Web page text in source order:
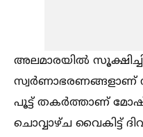
അലമാരയില്‍
സ്വർണാഭരണങ്ങളാണ്
പൂട്ട് തകർത്താണ്
ചൊവ്വാഴ്ച വൈകിട്ട്